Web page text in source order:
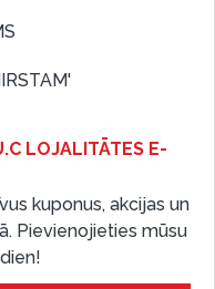
LOJALITĀTES E-
kuponus, akcijas un
Pievienojieties mūsu